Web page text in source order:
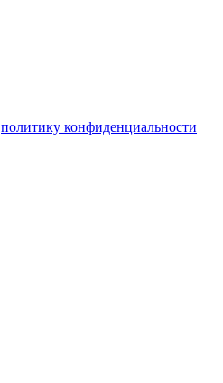
политику конфиденциальности